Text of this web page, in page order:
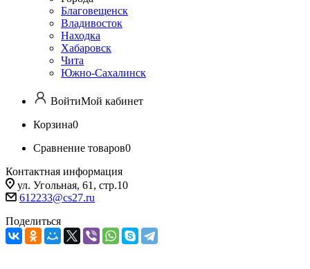
Благовещенск
Владивосток
Находка
Хабаровск
Чита
Южно-Сахалинск
ВойтиМой кабинет
Корзина0
Сравнение товаров0
Контактная информация
ул. Угольная, 61, стр.10
612233@cs27.ru
Поделиться